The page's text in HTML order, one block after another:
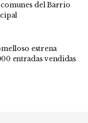
del Barrio
estrena
entradas vendidas